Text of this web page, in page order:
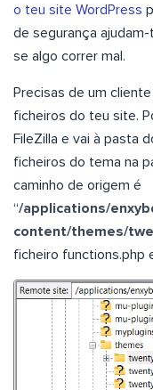
o teu site WordPress
de segurança
se algo correr mal.
Precisas de um
ficheiros do teu site.
FileZilla e vai à pasta
ficheiros do tema na
caminho de origem é
“/applications/
content/themes/
ficheiro functions.php